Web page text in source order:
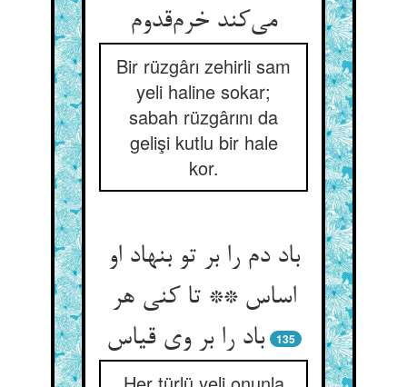
می‌کند خرم‌قدوم
Bir rüzgârı zehirli sam
yeli haline sokar;
sabah rüzgârını da
gelişi kutlu bir hale
kor.
باد دم را بر تو بنهاد او
اساس ** تا کنی هر
باد را بر وی قیاس
135